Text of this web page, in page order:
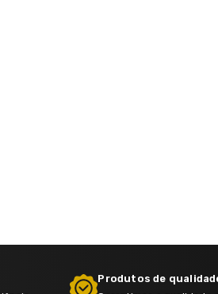
Produtos de